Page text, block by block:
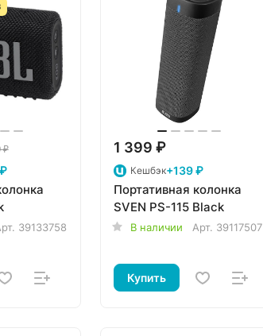
₽
39133758
1 399 ₽
Кешбэк+139 ₽
Портативная колонка
SVEN PS-115 Black
В наличии Арт. 39117507
Купить